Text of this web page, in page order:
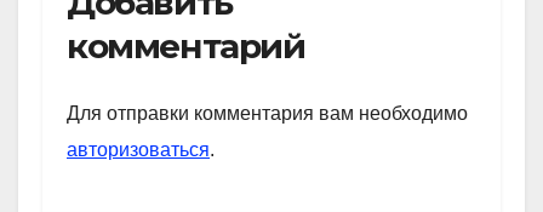
s
A
p
p
gr
a
m
o
kl
a
и
комментарий
Для отправки комментария вам необходимо
авторизоваться.